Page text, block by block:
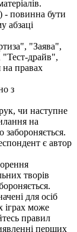
- повинна бути
абзаці
"Заява",
драйв",
правах
з
чи наступне
на
забороняється.
є автор
творів
для осіб
іграх може
правил
перших